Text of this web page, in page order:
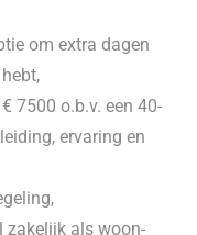
om extra dagen
7500 o.b.v. een 40-
ervaring en
zakelijk als woon-